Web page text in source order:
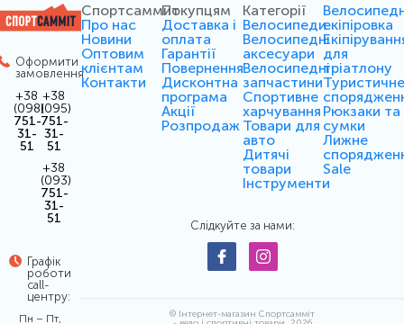
Оформити
замовлення
+38
(098)
751-
31-
51
+38
(095)
751-
31-
51
+38
(093)
751-
31-
51
Графік
роботи
call-
центру:
Пн – Пт,
Спортсаммит
Про нас
Новини
Оптовим
клієнтам
Контакти
Покупцям
Доставка і
оплата
Гарантії
Повернення
Дисконтна
програма
Акції
Розпродаж
Категорії
Велосипеди
Велосипедні
аксесуари
Велосипедні
запчастини
Спортивне
харчування
Товари для
авто
Дитячі
товари
Інструменти
екіпіровка
для
тріатлону
Рюкзаки та
сумки
Лижне
Sale
Слідкуйте за нами:
© Інтернет-магазин Спортсамміт